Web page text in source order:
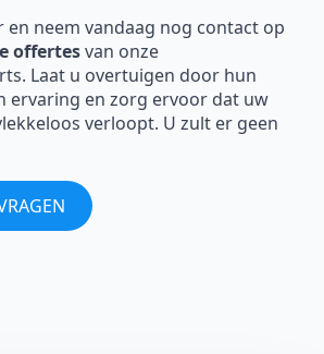
en neem vandaag nog contact op
offertesvan onze
Laat u overtuigen door hun
ervaring en zorg ervoor dat uw
verloopt. U zult er geen